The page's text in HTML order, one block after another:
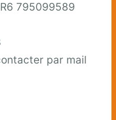
795099589
par mail